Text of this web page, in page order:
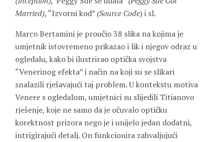
Married), “Izvorni kod” (Source Code) i sl.
Marco Bertamini je proučio 38 slika na kojima je
umjetnik istovremeno prikazao i lik i njegov odraz u
ogledalu, kako bi ilustrirao optička svojstva
“Venerinog efekta” i način na koji su se slikari
snalazili rješavajući taj problem. U kontekstu motiva
Venere s ogledalom, umjetnici su slijedili Titianovo
rješenje, koje ne samo da je očuvalo optičku
korektnost prizora nego je i unijelo jedan dodatni,
intrigirajući detalj. On funkcionira zahvaljujući